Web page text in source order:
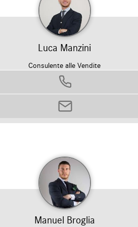
Luca Manzini
Consulente alle Vendite
0458799311
luca.manzini@autosilver.it
Manuel Broglia